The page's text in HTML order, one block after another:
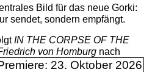
Bild für das neue Gorki:
sendet, sondern empfängt.
IN THE CORPSE OF THE
von Homburgnach
23. Oktober 2026